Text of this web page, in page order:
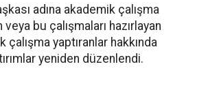
adına akademik çalışma
veya bu çalışmaları hazırlayan
yaptıranlar hakkında
yeniden düzenlendi.